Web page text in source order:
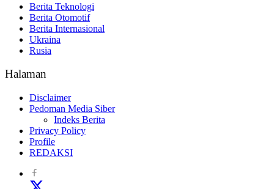
Berita Teknologi
Berita Otomotif
Berita Internasional
Ukraina
Rusia
Halaman
Disclaimer
Pedoman Media Siber
Indeks Berita
Privacy Policy
Profile
REDAKSI